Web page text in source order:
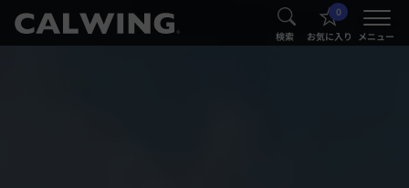
® 検索
0
お気に入り メニュー
®